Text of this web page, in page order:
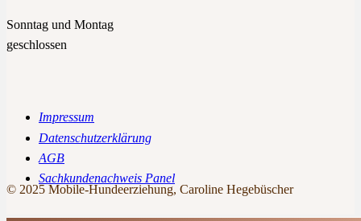
Sonntag und Montag
geschlossen
Impressum
Datenschutzerklärung
AGB
Sachkundenachweis Panel
© 2025 Mobile-Hundeerziehung, Caroline Hegebüscher